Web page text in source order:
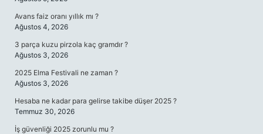
Avans faiz oranı yıllık mı ?
Ağustos 4, 2026
3 parça kuzu pirzola kaç gramdır ?
Ağustos 3, 2026
2025 Elma Festivali ne zaman ?
Ağustos 3, 2026
Hesaba ne kadar para gelirse takibe düşer 2025 ?
Temmuz 30, 2026
İş güvenliği 2025 zorunlu mu ?